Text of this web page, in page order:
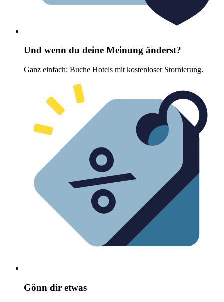
Und wenn du deine Meinung änderst?
Ganz einfach: Buche Hotels mit kostenloser Stornierung.
Gönn dir etwas